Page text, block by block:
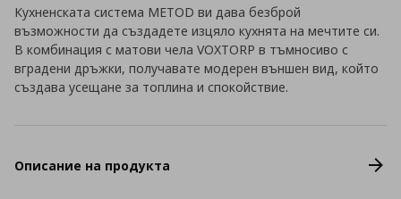
Кухненската система METOD ви дава безброй
възможности да създадете изцяло кухнята на мечтите си.
В комбинация с матови чела VOXTORP в тъмносиво с
вградени дръжки, получавате модерен външен вид, който
създава усещане за топлина и спокойствие.
Описание на продукта